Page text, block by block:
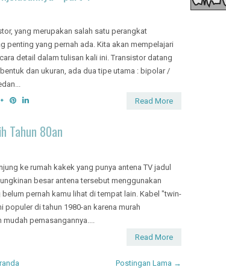
yang merupakan salah satu perangkat
penting yang pernah ada. Kita akan mempelajari
detail dalam tulisan kali ini. Transistor datang
dan ukuran, ada dua tipe utama : bipolar /
Read More
Tahun 80an
ke rumah kakek yang punya antena TV jadul
besar antena tersebut menggunakan
belum pernah kamu lihat di tempat lain. Kabel "twin-
populer di tahun 1980-an karena murah
pemasangannya....
Read More
Postingan Lama →